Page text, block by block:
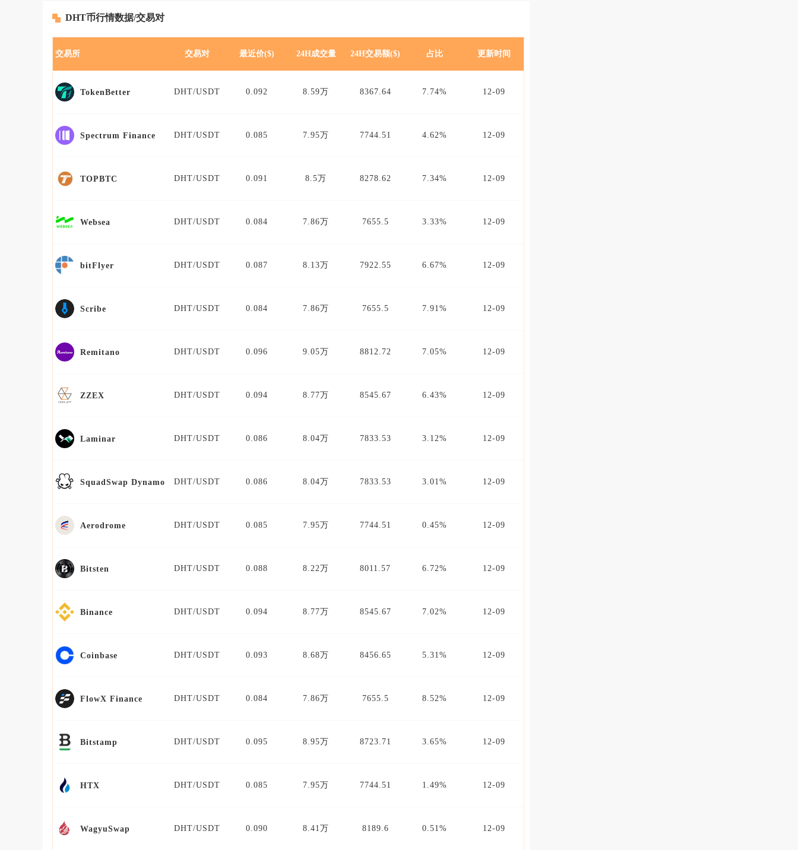
DHT币行情数据/交易对
交易所 交易对 最近价($) 24H成交量 24H交易额($) 占比 更新时间
TokenBetter DHT/USDT 0.092 8.59万 8367.64 7.74% 12-09
Spectrum Finance DHT/USDT 0.085 7.95万 7744.51 4.62% 12-09
TOPBTC DHT/USDT 0.091 8.5万 8278.62 7.34% 12-09
Websea DHT/USDT 0.084 7.86万 7655.5 3.33% 12-09
bitFlyer DHT/USDT 0.087 8.13万 7922.55 6.67% 12-09
Scribe DHT/USDT 0.084 7.86万 7655.5 7.91% 12-09
Remitano DHT/USDT 0.096 9.05万 8812.72 7.05% 12-09
ZZEX DHT/USDT 0.094 8.77万 8545.67 6.43% 12-09
Laminar DHT/USDT 0.086 8.04万 7833.53 3.12% 12-09
SquadSwap Dynamo DHT/USDT 0.086 8.04万 7833.53 3.01% 12-09
Aerodrome DHT/USDT 0.085 7.95万 7744.51 0.45% 12-09
Bitsten DHT/USDT 0.088 8.22万 8011.57 6.72% 12-09
Binance DHT/USDT 0.094 8.77万 8545.67 7.02% 12-09
Coinbase DHT/USDT 0.093 8.68万 8456.65 5.31% 12-09
FlowX Finance DHT/USDT 0.084 7.86万 7655.5 8.52% 12-09
Bitstamp DHT/USDT 0.095 8.95万 8723.71 3.65% 12-09
HTX DHT/USDT 0.085 7.95万 7744.51 1.49% 12-09
WagyuSwap DHT/USDT 0.090 8.41万 8189.6 0.51% 12-09